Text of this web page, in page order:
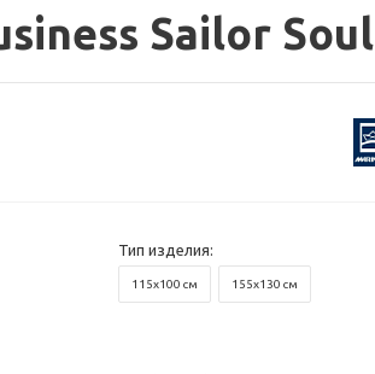
Sailor Soul
Тип изделия:
115x100 см 155x130 см